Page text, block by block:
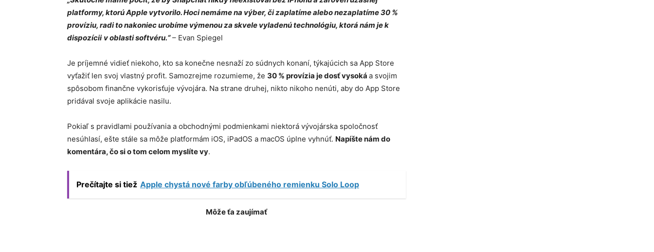
platformy, ktorú Apple vytvorilo. Hoci nemáme na výber, či zaplatíme alebo nezaplatíme 30 %
províziu, radi to nakoniec urobíme výmenou za skvele vyladenú technológiu, ktorá nám jek
dispozícii v oblasti softvéru.“– Evan Spiegel
Je príjemné vidieť niekoho, kto sa konečne nesnaží zo súdnych konaní, týkajúcich sa App Store
vyťažiť len svoj vlastný profit. Samozrejme rozumieme, že 30 % provízia je dosť vysoká a svojim
spôsobom finančne vykorisťuje vývojára. Na strane druhej, nikto nikoho nenúti, aby do App Store
pridával svoje aplikácie nasilu.
Pokiaľ s pravidlami používania a obchodnými podmienkami niektorá vývojárska spoločnosť
nesúhlasí, ešte stále sa môže platformám iOS, iPadOS a macOS úplne vyhnúť. Napíšte nám do
komentára, čo si o tom celom myslíte vy.
Prečítajte si tiež Apple chystá nové farby obľúbeného remienku Solo Loop
Môže ťa zaujímať